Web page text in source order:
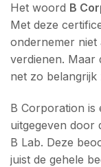
Het woord B
Met deze
ondernemer niet
verdienen. Maar
net zo belangrijk
B Corporation is
uitgegeven door
B Lab. Deze
juist de gehele